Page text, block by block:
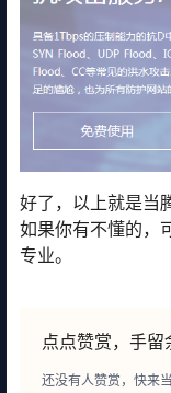
好了，以上就是当
如果你有不懂的，
专业。
点点赞赏，手留
还没有人赞赏，快来